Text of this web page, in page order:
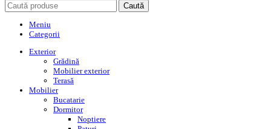
Caută
Meniu
Categorii
Exterior
Grădină
Mobilier exterior
Terasă
Mobilier
Bucatarie
Dormitor
Noptiere